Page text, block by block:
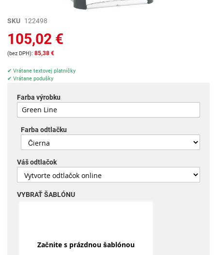
Preskočiť
začiatok
galérie
obrázkov
SKU 122498
105,02 €
85,38 €
✔ Vrátane textovej platničky
✔ Vrátane podušky
Farba výrobku
Farba odtlačku
Váš odtlačok
VYBRAŤ ŠABLÓNU
Začnite s prázdnou šablónou